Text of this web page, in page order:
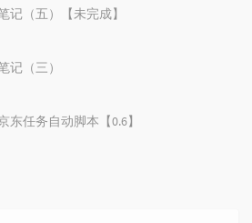
记（五）【未完成】
记（三）
东任务自动脚本【0.6】